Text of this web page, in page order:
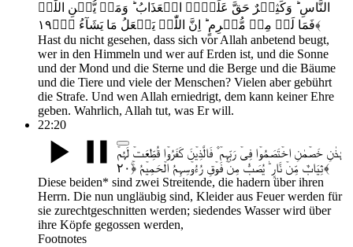
النَّاسِ ؕ وَکَثِیۡرٌ حَقَّ عَلَیۡہِ الۡعَذَابُ ؕ وَمَنۡ یُّہِنِ اللّٰہُ
فَمَا لَہٗ مِنۡ مُّکۡرِمٍ ؕ اِنَّ اللّٰہَ یَفۡعَلُ مَا یَشَآءُ ﴿ؕٛ۱۹﴾
Hast du nicht gesehen, dass sich vor Allah anbetend beugt,
wer in den Himmeln und wer auf Erden ist, und die Sonne
und der Mond und die Sterne und die Berge und die Bäume
und die Tiere und viele der Menschen? Vielen aber gebührt
die Strafe. Und wen Allah erniedrigt, dem kann keiner Ehre
geben. Wahrlich, Allah tut, was Er will.
22:20
ہٰذٰنِ خَصۡمٰنِ اخۡتَصَمُوۡا فِیۡ رَبِّہِمۡ ۫ فَالَّذِیۡنَ کَفَرُوۡا قُطِّعَتۡ لَہُمۡ
ثِیَابٌ مِّنۡ نَّارٍ ؕ یُصَبُّ مِنۡ فَوۡقِ رُءُوۡسِہِمُ الۡحَمِیۡمُ ﴿ۚ۲۰﴾
Diese beiden* sind zwei Streitende, die hadern über ihren
Herrn. Die nun ungläubig sind, Kleider aus Feuer werden für
sie zurechtgeschnitten werden; siedendes Wasser wird über
ihre Köpfe gegossen werden,
Footnotes